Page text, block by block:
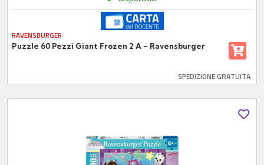
RAVENSBURGER
Puzzle 60 Pezzi Giant Frozen 2 A – Ravensburger
SPEDIZIONE GRATUITA